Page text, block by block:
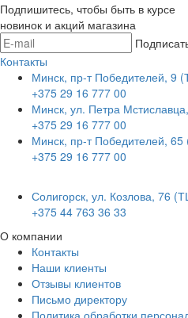
Подпишитесь, чтобы быть в курсе
новинок и акций магазина
Контакты
Минск, пр-т Победителей, 9
+375 29 16 777 00
Минск, ул. Петра
+375 29 16 777 00
Минск, пр-т Победителей,
+375 29 16 777 00
Солигорск, ул. Козлова, 76
+375 44 763 36 33
О компании
Контакты
Наши клиенты
Отзывы клиентов
Письмо директору
Политика обработки